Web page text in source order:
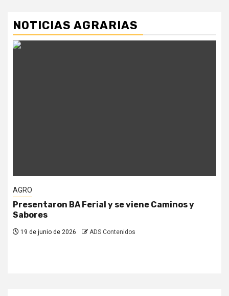
NOTICIAS AGRARIAS
BA Ferial y se viene Caminos y
de 2026 ADS Contenidos
“Game